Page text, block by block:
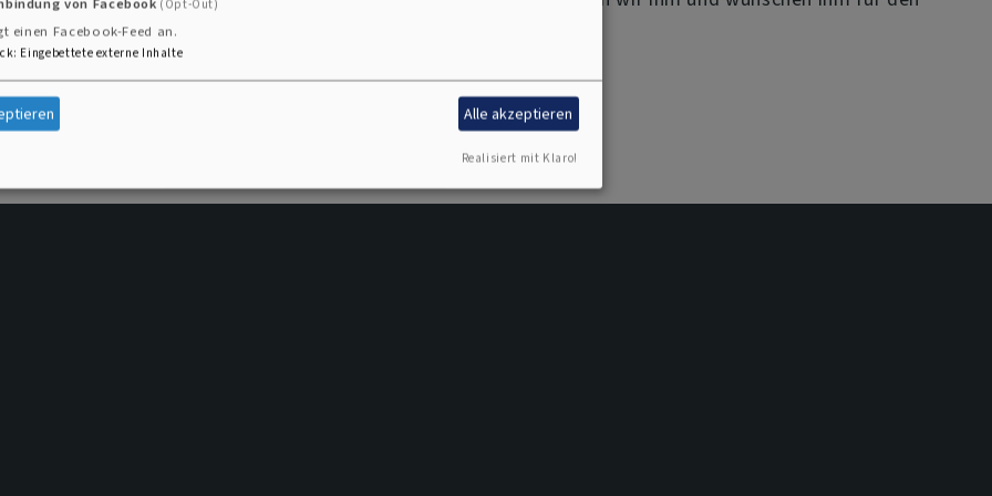
(Opt-Out)
einen Facebook-Feed an.
: Eingebettete externe Inhalte
Alle akzeptieren
Realisiert mit Klaro!